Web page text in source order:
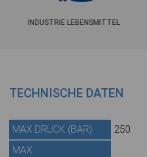
INDUSTRIE LEBENSMITTEL
TECHNISCHE DATEN
MAX DRUCK (BAR)
250
MAX